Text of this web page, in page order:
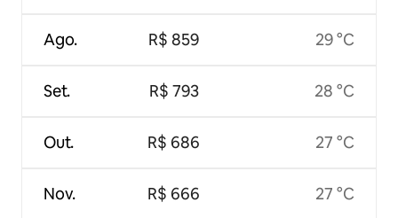
Ago.
Set.
Out.
Nov.
R$ 859
R$ 793
R$ 686
R$ 666
29 °C
28 °C
27 °C
27 °C